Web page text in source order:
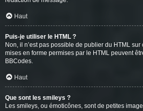
Haut
Puis-je utiliser le HTML ?
Non, il n’est pas possible de publier du HTML
mises en forme permises par le HTML peuvent
BBCodes.
Haut
Que sont les smileys ?
Les smileys, ou émoticônes, sont de petites